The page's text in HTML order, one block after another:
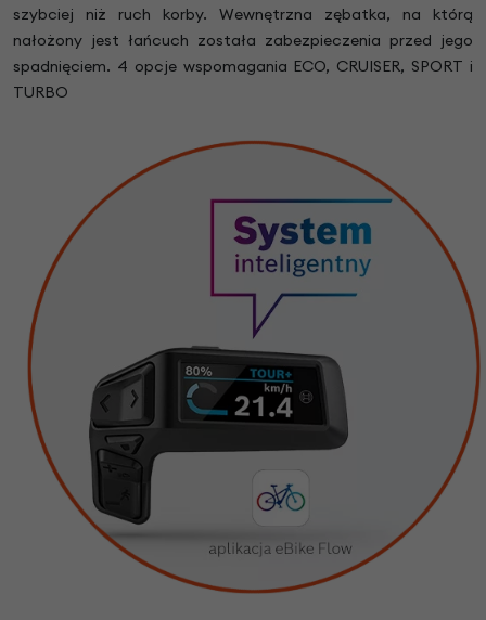
szybciej niż ruch korby. Wewnętrzna zębatka, na którą
nałożony jest łańcuch została zabezpieczenia przed jego
spadnięciem. 4 opcje wspomagania ECO, CRUISER, SPORT i
TURBO